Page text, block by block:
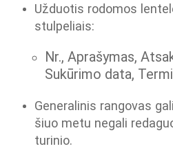
Užduotis rodomos
stulpeliais:
Nr., Aprašymas,
Sukūrimo data,
Generalinis rangovas gali
šiuo metu negali
turinio.